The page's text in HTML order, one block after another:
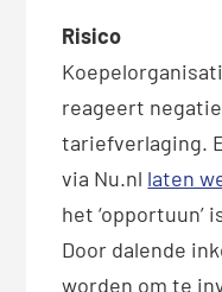
Risico
reageert
tariefverlaging.
via Nu.nl laten
het ‘opportuun’
Door dalende
worden om te